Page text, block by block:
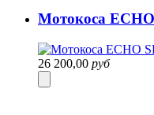
Мотокоса
26 200,00 руб